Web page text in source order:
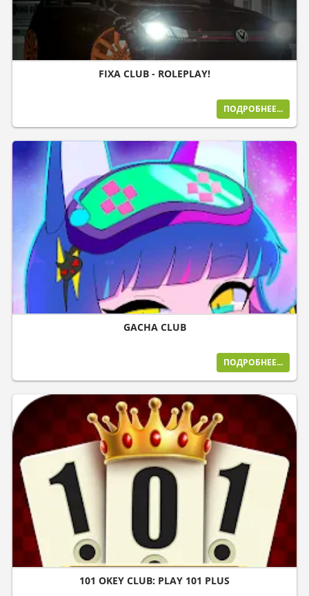
FIXA CLUB - ROLEPLAY!
ПОДРОБНЕЕ...
GACHA CLUB
ПОДРОБНЕЕ...
101 OKEY CLUB: PLAY 101 PLUS